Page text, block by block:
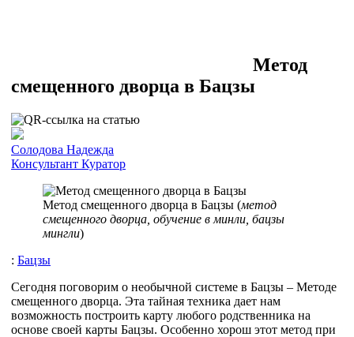
Метод
смещенного дворца в Бацзы
Солодова Надежда
Консультант Куратор
Метод смещенного дворца в Бацзы (метод
смещенного дворца, обучение в минли, бацзы
мингли)
: Бацзы
Сегодня поговорим о необычной системе в Бацзы – Методе
смещенного дворца. Эта тайная техника дает нам
возможность построить карту любого родственника на
основе своей карты Бацзы. Особенно хорош этот метод при